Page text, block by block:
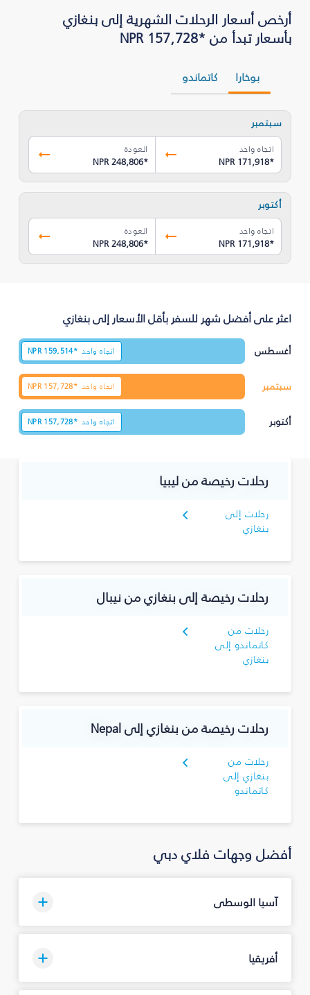
أرخص أسعار الرحلات الشهرية إلى بنغازي
بأسعار تبدأ من *NPR 157,728
بوخارا كاتماندو
سبتمبر
اتجاه واحد
NPR 171,918*
العودة
NPR 248,806*
أكتوبر
اتجاه واحد
NPR 171,918*
العودة
NPR 248,806*
اعثر على أفضل شهر للسفر بأقل الأسعار إلى بنغازي
أغسطس اتجاه واحد NPR 159,514*
سبتمبر اتجاه واحد NPR 157,728*
أكتوبر اتجاه واحد NPR 157,728*
رحلات رخيصة من ليبيا
رحلات إلى
بنغازي
رحلات رخيصة إلى بنغازي من نيبال
رحلات من
كاتماندو إلى
بنغازي
رحلات رخيصة من بنغازي إلى Nepal
رحلات من
بنغازي إلى
كاتماندو
أفضل وجهات فلاي دبي
آسيا الوسطى
أفريقيا